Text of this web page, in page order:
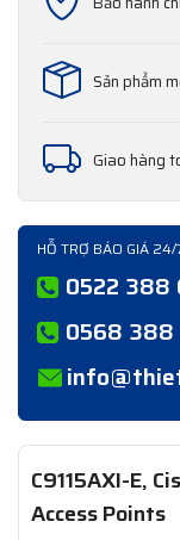
Sản phẩm
Giao hàng
HỖ TRỢ BÁO GIÁ
0522 388
0568
C9115AXI-E,
Access Points